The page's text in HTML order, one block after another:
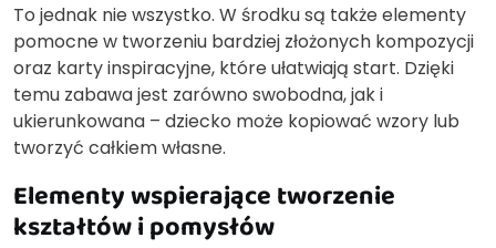
To jednak nie wszystko. W środku są także elementy
pomocne w tworzeniu bardziej złożonych kompozycji
oraz karty inspiracyjne, które ułatwiają start. Dzięki
temu zabawa jest zarówno swobodna, jak i
ukierunkowana – dziecko może kopiować wzory lub
tworzyć całkiem własne.
Elementy wspierające tworzenie
kształtów i pomysłów